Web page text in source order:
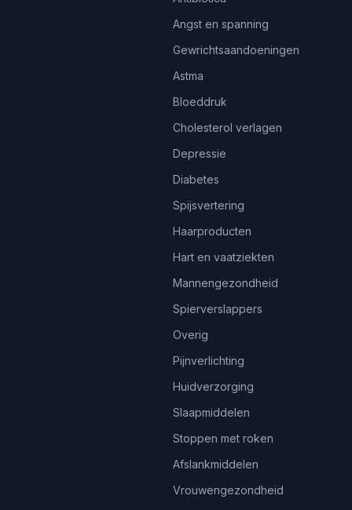
Angst en spanning
Gewrichtsaandoeningen
Astma
Bloeddruk
Cholesterol verlagen
Depressie
Diabetes
Spijsvertering
Haarproducten
Hart en vaatziekten
Mannengezondheid
Spierverslappers
Overig
Pijnverlichting
Huidverzorging
Slaapmiddelen
Stoppen met roken
Afslankmiddelen
Vrouwengezondheid